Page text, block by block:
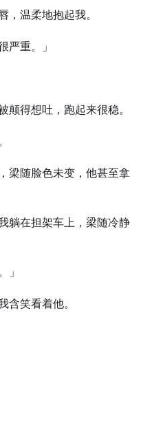
，温柔地抱起我。
严重。」
颠得想吐，跑起来很稳。
梁随脸色未变，他甚至拿
躺在担架车上，梁随冷静
」
含笑看着他。